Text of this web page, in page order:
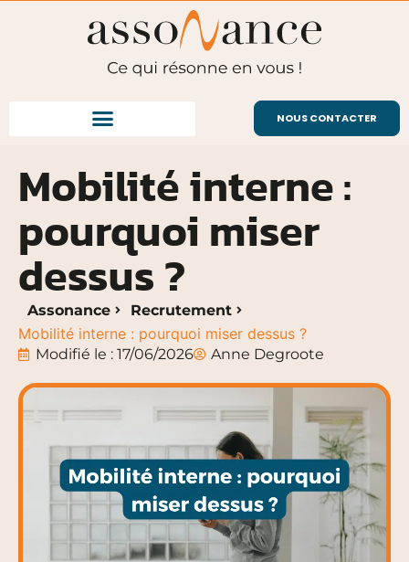
NOUS CONTACTER
Mobilité interne :
pourquoi miser
dessus ?
Assonance Recrutement
Mobilité interne : pourquoi miser dessus ?
Modifié le : 17/06/2026 Anne Degroote